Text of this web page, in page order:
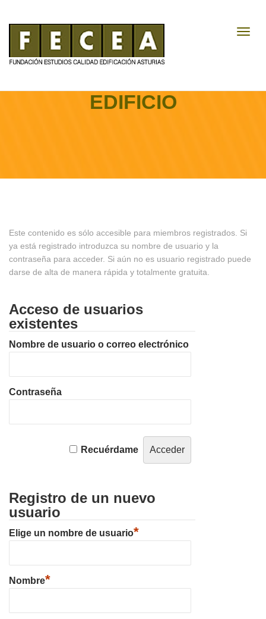
EDIFICIO
Este contenido es sólo accesible para miembros registrados. Si
ya está registrado introduzca su nombre de usuario y la
contraseña para acceder. Si aún no es usuario registrado puede
darse de alta de manera rápida y totalmente gratuita.
Acceso de usuarios
existentes
Nombre de usuario o correo electrónico
Contraseña
Recuérdame
Registro de un nuevo
usuario
Elige un nombre de usuario*
Nombre*